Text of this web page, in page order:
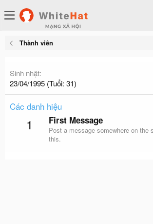
Thành viên
Sinh nhật
23/04/1995 (Tuổi: 31)
Các danh hiệu
1 First Message
Post a message somewhere on the
this.